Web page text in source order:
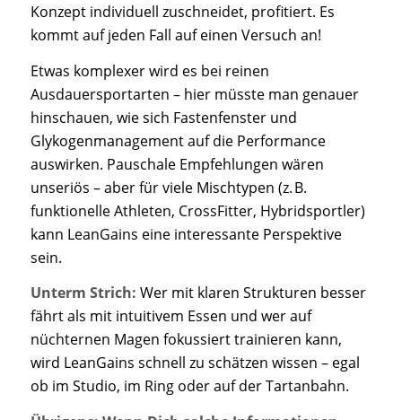
Konzept individuell zuschneidet, profitiert. Es
kommt auf jeden Fall auf einen Versuch an!
Etwas komplexer wird es bei reinen
Ausdauersportarten – hier müsste man genauer
hinschauen, wie sich Fastenfenster und
Glykogenmanagement auf die Performance
auswirken. Pauschale Empfehlungen wären
unseriös – aber für viele Mischtypen (z. B.
funktionelle Athleten, CrossFitter, Hybridsportler)
kann LeanGains eine interessante Perspektive
sein.
Unterm Strich: Wer mit klaren Strukturen besser
fährt als mit intuitivem Essen und wer auf
nüchternen Magen fokussiert trainieren kann,
wird LeanGains schnell zu schätzen wissen – egal
ob im Studio, im Ring oder auf der Tartanbahn.